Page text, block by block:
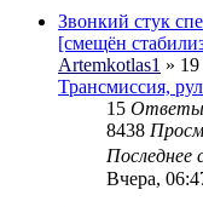
Звонкий стук
[смещён
Artemkotlas1 »
Трансмиссия,
15 Ответы
8438
Последнее
Вчера,